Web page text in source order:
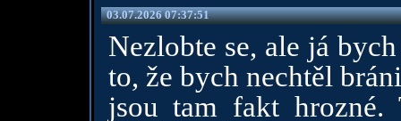
03.07.2026 07:37:51
Nezlobte se, ale já
to, že bych nechtěl
jsou tam fakt hrozné.